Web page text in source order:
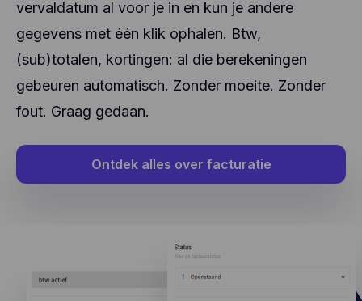
vervaldatum al voor je in en kun je andere
gegevens met één klik ophalen. Btw,
(sub)totalen, kortingen: al die berekeningen
gebeuren automatisch. Zonder moeite. Zonder
fout. Graag gedaan.
Ontdek alles over facturatie